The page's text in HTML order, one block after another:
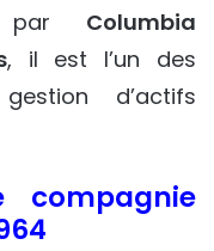
par Columbia
, il est l’un des
d’actifs
compagnie